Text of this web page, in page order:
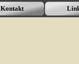
Kontakt